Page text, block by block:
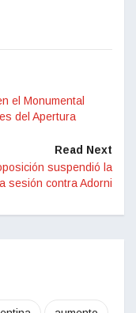
el Monumental
del Apertura
Read Next
suspendió la
sesión contra Adorni